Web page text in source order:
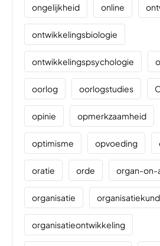
ongelijkheid online
ontwikkelingsbiologie
ontwikkelingspsychologie
oorlog oorlogstudies
opinie opmerkzaamheid
optimisme opvoeding
oratie orde organ-on-
organisatie
organisatieontwikkeling